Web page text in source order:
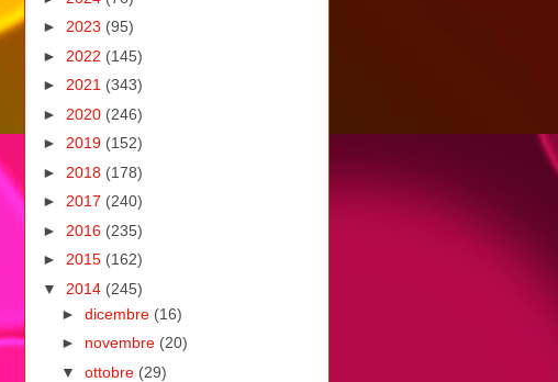
► 2023 (95)
► 2022 (145)
► 2021 (343)
► 2020 (246)
► 2019 (152)
► 2018 (178)
► 2017 (240)
► 2016 (235)
► 2015 (162)
▼ 2014 (245)
► dicembre (16)
► novembre (20)
▼ ottobre (29)